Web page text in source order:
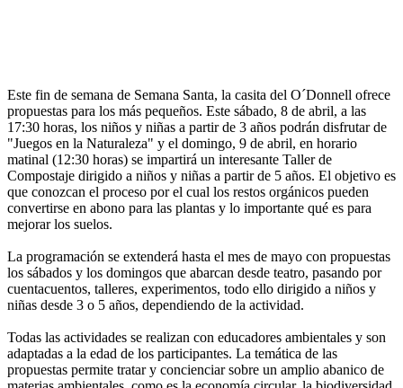
Este fin de semana de Semana Santa, la casita del O´Donnell ofrece
propuestas para los más pequeños. Este sábado, 8 de abril, a las
17:30 horas, los niños y niñas a partir de 3 años podrán disfrutar de
"Juegos en la Naturaleza" y el domingo, 9 de abril, en horario
matinal (12:30 horas) se impartirá un interesante Taller de
Compostaje dirigido a niños y niñas a partir de 5 años. El objetivo es
que conozcan el proceso por el cual los restos orgánicos pueden
convertirse en abono para las plantas y lo importante qué es para
mejorar los suelos.
La programación se extenderá hasta el mes de mayo con propuestas
los sábados y los domingos que abarcan desde teatro, pasando por
cuentacuentos, talleres, experimentos, todo ello dirigido a niños y
niñas desde 3 o 5 años, dependiendo de la actividad.
Todas las actividades se realizan con educadores ambientales y son
adaptadas a la edad de los participantes. La temática de las
propuestas permite tratar y concienciar sobre un amplio abanico de